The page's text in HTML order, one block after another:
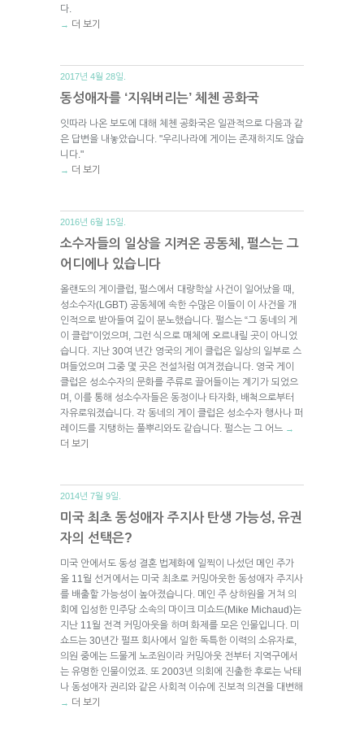
다.
→ 더 보기
2017년 4월 28일.
동성애자를 ‘지워버리는’ 체첸 공화국
잇따라 나온 보도에 대해 체첸 공화국은 일관적으로 다음과 같
은 답변을 내놓았습니다. "우리나라에 게이는 존재하지도 않습
니다."
→ 더 보기
2016년 6월 15일.
소수자들의 일상을 지켜온 공동체, 펄스는 그
어디에나 있습니다
올랜도의 게이클럽, 펄스에서 대량학살 사건이 일어났을 때,
성소수자(LGBT) 공동체에 속한 수많은 이들이 이 사건을 개
인적으로 받아들여 깊이 분노했습니다. 펄스는 “그 동네의 게
이 클럽”이었으며, 그런 식으로 매체에 오르내릴 곳이 아니었
습니다. 지난 30여 년간 영국의 게이 클럽은 일상의 일부로 스
며들었으며 그중 몇 곳은 전설처럼 여겨졌습니다. 영국 게이
클럽은 성소수자의 문화를 주류로 끌어들이는 계기가 되었으
며, 이를 통해 성소수자들은 동정이나 타자화, 배척으로부터
자유로워졌습니다. 각 동네의 게이 클럽은 성소수자 행사나 퍼
레이드를 지탱하는 풀뿌리와도 같습니다. 펄스는 그 어느 →
더 보기
2014년 7월 9일.
미국 최초 동성애자 주지사 탄생 가능성, 유권
자의 선택은?
미국 안에서도 동성 결혼 법제화에 일찍이 나섰던 메인 주가
올 11월 선거에서는 미국 최초로 커밍아웃한 동성애자 주지사
를 배출할 가능성이 높아졌습니다. 메인 주 상하원을 거쳐 의
회에 입성한 민주당 소속의 마이크 미쇼드(Mike Michaud)는
지난 11월 전격 커밍아웃을 하며 화제를 모은 인물입니다. 미
쇼드는 30년간 펄프 회사에서 일한 독특한 이력의 소유자로,
의원 중에는 드물게 노조원이라 커밍아웃 전부터 지역구에서
는 유명한 인물이었죠. 또 2003년 의회에 진출한 후로는 낙태
나 동성애자 권리와 같은 사회적 이슈에 진보적 의견을 대변해
→ 더 보기